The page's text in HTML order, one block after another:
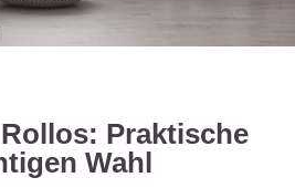
Praktische
Wahl